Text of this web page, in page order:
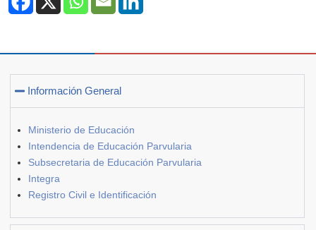
Información General
Ministerio de Educación
Intendencia de Educación Parvularia
Subsecretaria de Educación Parvularia
Integra
Registro Civil e Identificación